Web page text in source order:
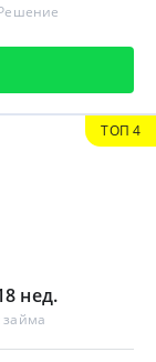
нед.
займа
ТОП 4